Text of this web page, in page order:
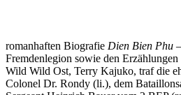
romanhaften Biografie Dien Bien Phu
Fremdenlegion sowie den
Wild Wild Ost, Terry Kajuko, traf die
Colonel Dr. Rondy (li.), dem